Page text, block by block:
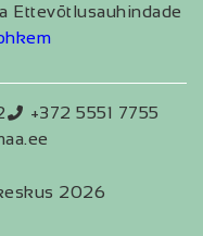
Ettevõtlusauhindade
+372 5551 7755
2026